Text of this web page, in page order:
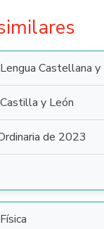
Lengua Castellana
Castilla y León
de 2023
Física